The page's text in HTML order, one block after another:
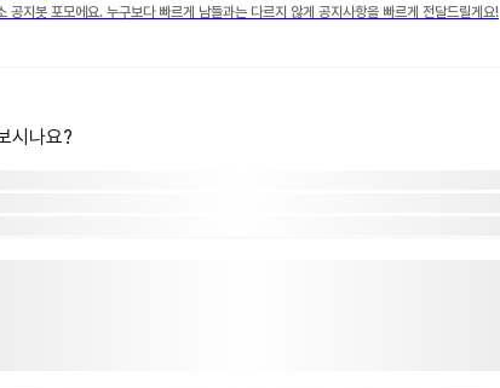
공지봇 포모에요. 누구보다 빠르게 남들과는 다르지 않게 공지사항을 빠르게 전달드릴게요!
시나요?